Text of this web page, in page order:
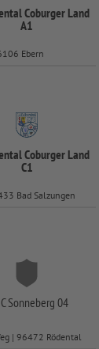
Coburger Land
A1
Ebern
Coburger Land
C1
Bad Salzungen
Sonneberg 04
| 96472 Rödental